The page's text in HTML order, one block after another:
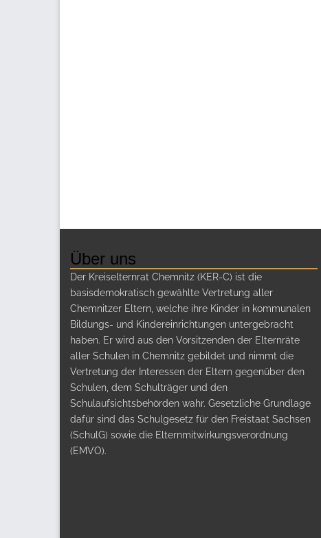
Über uns
Der Kreiselternrat Chemnitz (KER-C) ist die
basisdemokratisch gewählte Vertretung aller
Chemnitzer Eltern, welche ihre Kinder in kommunalen
Bildungs- und Kindereinrichtungen untergebracht
haben. Er wird aus den Vorsitzenden der Elternräte
aller Schulen in Chemnitz gebildet und nimmt die
Vertretung der Interessen der Eltern gegenüber den
Schulen, dem Schulträger und den
Schulaufsichtsbehörden wahr. Gesetzliche Grundlage
dafür sind das Schulgesetz für den Freistaat Sachsen
(SchulG) sowie die Elternmitwirkungsverordnung
(EMVO).